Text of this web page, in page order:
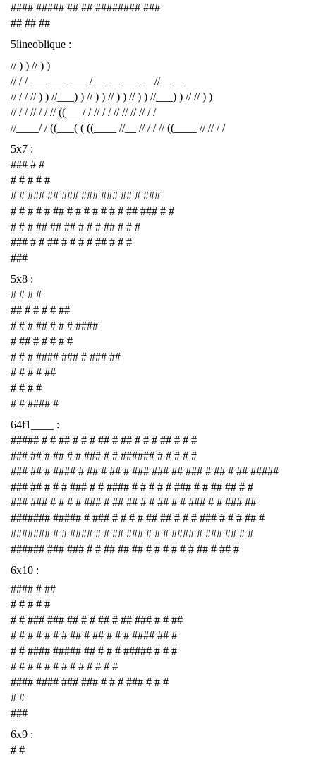
#### ##### ## ## ######## ###
## ## ##
5lineoblique :
// ) ) // ) )
// / / ___ ___ ___ / __ __ ___ __//__ __
// / / // ) ) //___) ) // ) ) // ) ) // ) ) //___) ) // // ) )
// / / // / / // ((___/ / // / / // // // // / /
//____/ / ((___( ( ((____ //__ // / / // ((____ // // / /
5x7 :
### # #
# # # # #
# # ### ## ### ### ### ## # ###
# # # # # ## # # # # # # # ## ### # #
# # # ## ## ## # # # ## # # #
### # # ## # # # # ## # # #
###
5x8 :
# # # #
## # # # # ##
# # # ## # # # ####
# ## # # # # #
# # # #### ### # ### ##
# # # # ##
# # # #
# # #### #
64f1____ :
##### # # ## # # # ## # ## # # # ## # # #
### ## # ## # # ### # # ###### # # # # #
### ## # #### # ## # ## # ### ### ## ### # ## # ## #####
### ## # # # ### # # #### # # # # # ### # # ## ## # #
### ### # # # # ### # ## ## # # ## # # ### # # ### ##
####### ##### # ### # # # # ## ## # # # ### # # # ## #
####### # # #### # # ## ### # # # #### # ### ## # #
###### ### ### # # ## ## ## # # # # # # ## # ## #
6x10 :
#### # ##
# # # # #
# # ### ### ## # # ## # ## ### # # ##
# # # # # # # ## # ## # # # #### ## #
# # #### ##### ## # # # ##### # # #
# # # # # # # # # # # # #
#### #### ### ### # # # ### # # #
# #
###
6x9 :
# #